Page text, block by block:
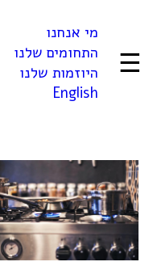
☰
מי אנחנו
התחומים שלנו
היוזמות שלנו
English